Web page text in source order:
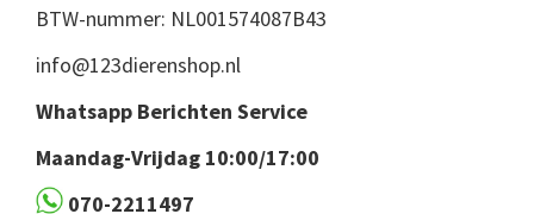
BTW-nummer: NL001574087B43
info@123dierenshop.nl
Whatsapp Berichten Service
Maandag-Vrijdag 10:00/17:00
070-2211497